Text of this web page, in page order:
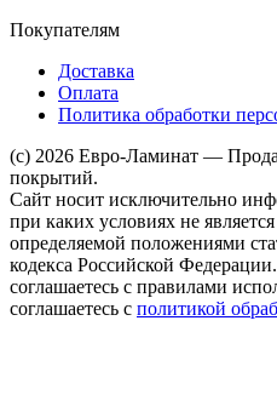
Покупателям
Доставка
Оплата
Политика обработки
(c) 2026 Евро-Ламинат —
покрытий.
Сайт носит исключительно
при каких условиях не
определяемой положениями
кодекса Российской
соглашаетесь с правилами
соглашаетесь с политикой